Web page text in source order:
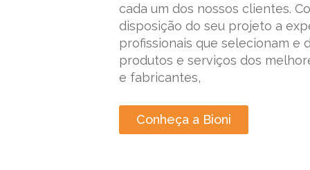
cada um dos nossos clientes.
disposição do seu projeto a
profissionais que selecionam e
produtos e serviços dos
e fabricantes,
Conheça a Bioni